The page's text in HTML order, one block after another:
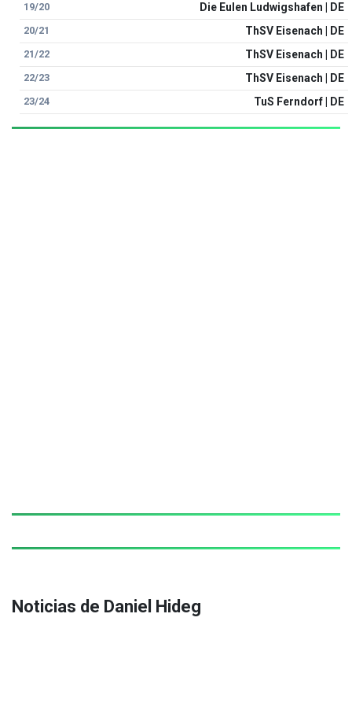
19/20 Die Eulen Ludwigshafen | DE
20/21 ThSV Eisenach | DE
21/22 ThSV Eisenach | DE
22/23 ThSV Eisenach | DE
23/24 TuS Ferndorf | DE
Noticias de Daniel Hideg